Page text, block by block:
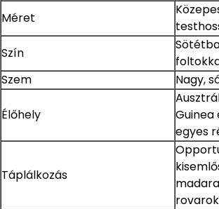
Méret
Szín
Szem
Nagy,
Élőhely
Guinea
egyes
Táplálkozás